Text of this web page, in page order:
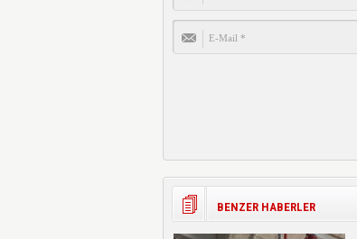
BENZER HABERLER